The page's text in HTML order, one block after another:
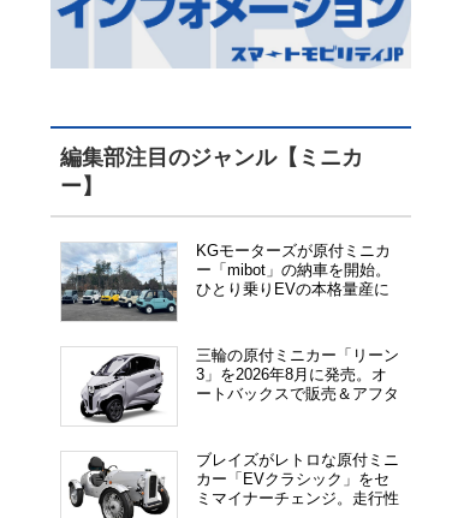
編集部注目のジャンル【ミニカ
ー】
KGモーターズが原付ミニカ
ー「mibot」の納車を開始。
ひとり乗りEVの本格量産に
三輪の原付ミニカー「リーン
3」を2026年8月に発売。オ
ートバックスで販売＆アフタ
ブレイズがレトロな原付ミニ
カー「EVクラシック」をセ
ミマイナーチェンジ。走行性